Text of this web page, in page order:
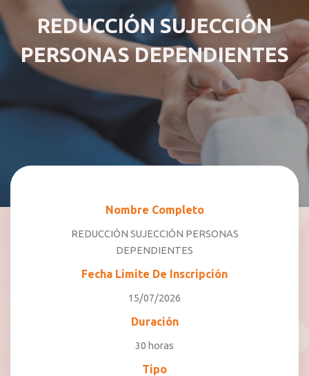
REDUCCIÓN SUJECCIÓN
PERSONAS DEPENDIENTES
Nombre Completo
REDUCCIÓN SUJECCIÓN PERSONAS
DEPENDIENTES
Fecha Límite De Inscripción
15/07/2026
Duración
30 horas
Tipo